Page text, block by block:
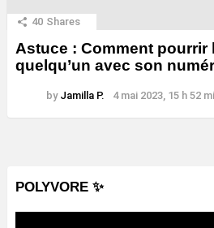
40 Shares
Astuce : Comment pourrir
quelqu’un avec son
by Jamilla P. 4 mai 2023, 15 h 52
POLYVORE ✨